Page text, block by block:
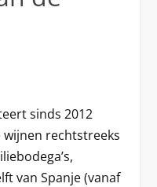
sinds 2012
rechtstreeks
van Spanje (vanaf